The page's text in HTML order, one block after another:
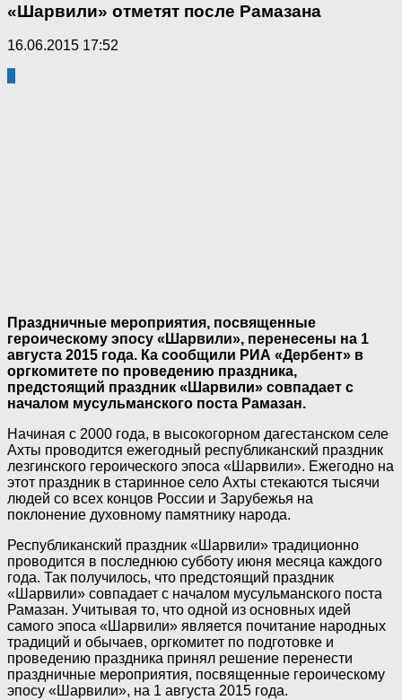
«Шарвили» отметят после Рамазана
16.06.2015 17:52
Праздничные мероприятия, посвященные
героическому эпосу «Шарвили», перенесены на 1
августа 2015 года. Ка сообщили РИА «Дербент» в
оргкомитете по проведению праздника,
предстоящий праздник «Шарвили» совпадает с
началом мусульманского поста Рамазан.
Начиная с 2000 года, в высокогорном дагестанском селе
Ахты проводится ежегодный республиканский праздник
лезгинского героического эпоса «Шарвили». Ежегодно на
этот праздник в старинное село Ахты стекаются тысячи
людей со всех концов России и Зарубежья на
поклонение духовному памятнику народа.
Республиканский праздник «Шарвили» традиционно
проводится в последнюю субботу июня месяца каждого
года. Так получилось, что предстоящий праздник
«Шарвили» совпадает с началом мусульманского поста
Рамазан. Учитывая то, что одной из основных идей
самого эпоса «Шарвили» является почитание народных
традиций и обычаев, оргкомитет по подготовке и
проведению праздника принял решение перенести
праздничные мероприятия, посвященные героическому
эпосу «Шарвили», на 1 августа 2015 года.